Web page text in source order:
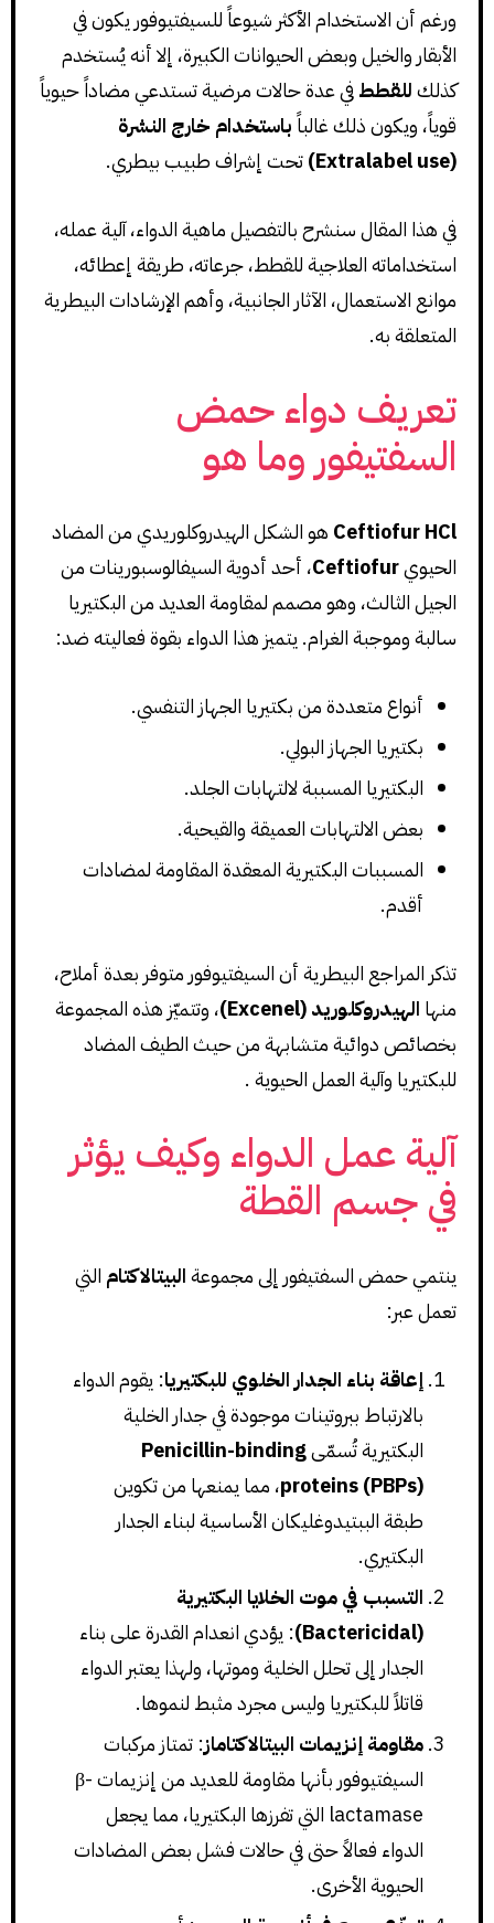
ورغم أن الاستخدام الأكثر شيوعاً للسيفتيوفور يكون في
الأبقار والخيل وبعض الحيوانات الكبيرة، إلا أنه يُستخدم
كذلكللقططفي عدة حالات مرضية تستدعي مضاداً حيوياً
قوياً، ويكون ذلك غالباًباستخدام خارج النشرة
(Extralabel use)
تحت إشراف طبيب بيطري.
في هذا المقال سنشرح بالتفصيل ماهية الدواء، آلية عمله،
استخداماته العلاجية للقطط، جرعاته، طريقة إعطائه،
موانع الاستعمال، الآثار الجانبية، وأهم الإرشادات البيطرية
المتعلقة به.
تعريف دواء حمض
السفتيفور وما هو
Ceftiofur HCl هو الشكل الهيدروكلوريدي من المضاد
الحيويCeftiofur، أحد أدوية السيفالوسبورينات من
الجيل الثالث، وهو مصمم لمقاومة العديد من البكتيريا
سالبة وموجبة الغرام. يتميز هذا الدواء بقوة فعاليته ضد:
أنواع متعددة من بكتيريا الجهاز التنفسي.
بكتيريا الجهاز البولي.
البكتيريا المسببة لالتهابات الجلد.
بعض الالتهابات العميقة والقيحية.
المسببات البكتيرية المعقدة المقاومة لمضادات
أقدم.
تذكر المراجع البيطرية أن السيفتيوفور متوفر بعدة أملاح،
منها الهيدروكلوريد (Excenel)
، وتتميّز هذه المجموعة
بخصائص دوائية متشابهة من حيث الطيف المضاد
للبكتيريا وآلية العمل الحيوية .
آلية عمل الدواء وكيف يؤثر
في جسم القطة
ينتمي حمض السفتيفور إلى مجموعةالبيتالاكتام التي
تعمل عبر:
إعاقة بناء الجدار الخلوي للبكتيريا: يقوم الدواء
بالارتباط ببروتينات موجودة في جدار الخلية
البكتيرية تُسمّىPenicillin-binding
proteins (PBPs)، مما يمنعها من تكوين
طبقة الببتيدوغليكان الأساسية لبناء الجدار
البكتيري.
التسبب في موت الخلايا البكتيرية
(Bactericidal)
: يؤدي انعدام القدرة على بناء
الجدار إلى تحلل الخلية وموتها، ولهذا يعتبر الدواء
قاتلاً للبكتيريا وليس مجرد مثبط لنموها.
مقاومة إنزيمات البيتالاكتاماز: تمتاز مركبات
السيفتيوفور بأنها مقاومة للعديد من إنزيمات β-
lactamase التي تفرزها البكتيريا، مما يجعل
الدواء فعالاً حتى في حالات فشل بعض المضادات
الحيوية الأخرى.